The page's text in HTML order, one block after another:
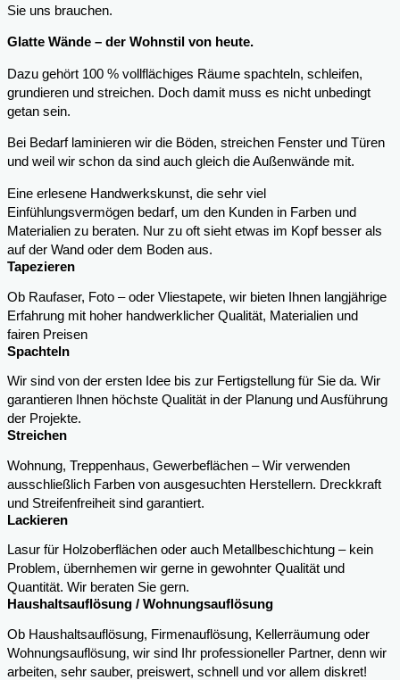
Sie uns brauchen.
Glatte Wände – der Wohnstil von heute.
Dazu gehört 100 % vollflächiges Räume spachteln, schleifen,
grundieren und streichen. Doch damit muss es nicht unbedingt
getan sein.
Bei Bedarf laminieren wir die Böden, streichen Fenster und Türen
und weil wir schon da sind auch gleich die Außenwände mit.
Eine erlesene Handwerkskunst, die sehr viel
Einfühlungsvermögen bedarf, um den Kunden in Farben und
Materialien zu beraten. Nur zu oft sieht etwas im Kopf besser als
auf der Wand oder dem Boden aus.
Tapezieren
Ob Raufaser, Foto – oder Vliestapete, wir bieten Ihnen langjährige
Erfahrung mit hoher handwerklicher Qualität, Materialien und
fairen Preisen
Spachteln
Wir sind von der ersten Idee bis zur Fertigstellung für Sie da. Wir
garantieren Ihnen höchste Qualität in der Planung und Ausführung
der Projekte.
Streichen
Wohnung, Treppenhaus, Gewerbeflächen – Wir verwenden
ausschließlich Farben von ausgesuchten Herstellern. Dreckkraft
und Streifenfreiheit sind garantiert.
Lackieren
Lasur für Holzoberflächen oder auch Metallbeschichtung – kein
Problem, übernhemen wir gerne in gewohnter Qualität und
Quantität. Wir beraten Sie gern.
Haushaltsauflösung / Wohnungsauflösung
Ob Haushaltsauflösung, Firmenauflösung, Kellerräumung oder
Wohnungsauflösung, wir sind Ihr professioneller Partner, denn wir
arbeiten, sehr sauber, preiswert, schnell und vor allem diskret!